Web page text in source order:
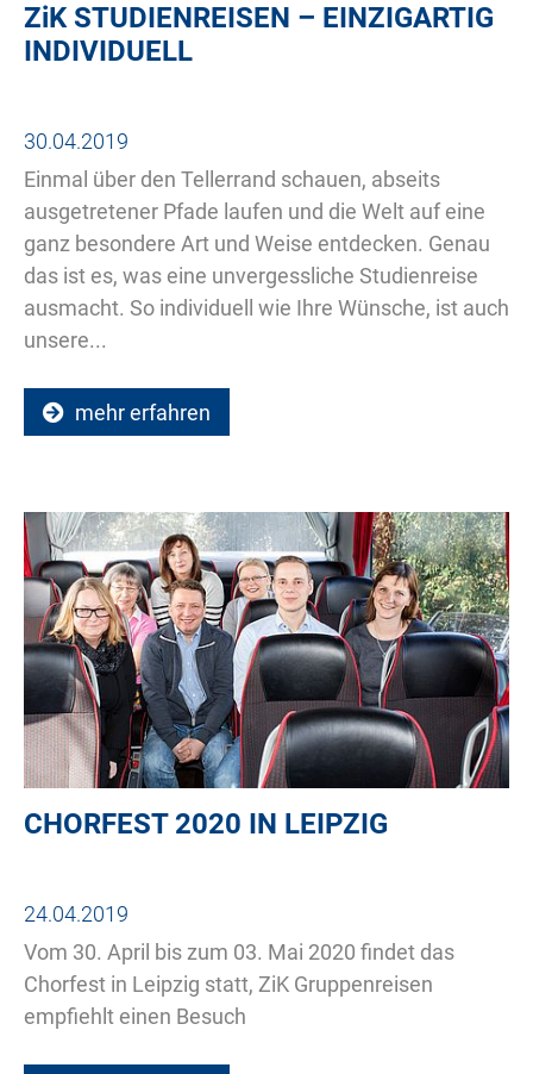
ZiKSTUDIENREISEN – EINZIGARTIG
INDIVIDUELL
30.04.2019
Einmal über den Tellerrand schauen, abseits
ausgetretener Pfade laufen und die Welt auf eine
ganz besondere Art und Weise entdecken. Genau
das ist es, was eine unvergessliche Studienreise
ausmacht. So individuell wie Ihre Wünsche, ist auch
unsere...
mehr erfahren
CHORFEST 2020 IN LEIPZIG
24.04.2019
Vom 30. April bis zum 03. Mai 2020 findet das
Chorfest in Leipzig statt, ZiK Gruppenreisen
empfiehlt einen Besuch